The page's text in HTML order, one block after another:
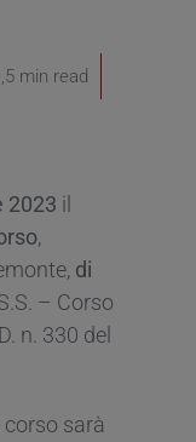
min read
2023 il
,
di
– Corso
n. 330 del
corso sarà